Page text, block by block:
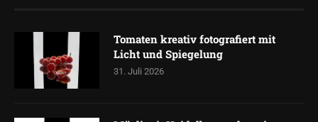
Tomaten kreativ fotografiert mit
Licht und Spiegelung
31. Juli 2026